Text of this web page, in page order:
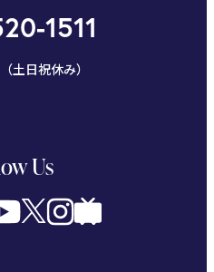
1511
土日祝休み）
Us